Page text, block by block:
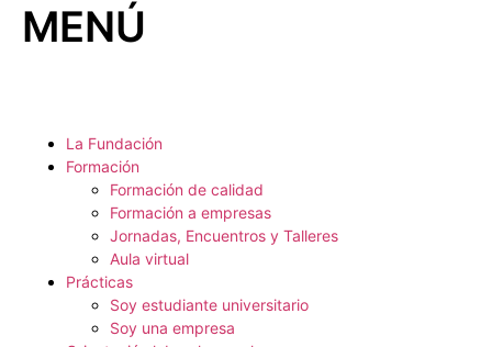
MENÚ
La Fundación
Formación
Formación de calidad
Formación a empresas
Jornadas, Encuentros y Talleres
Aula virtual
Prácticas
Soy estudiante universitario
Soy una empresa